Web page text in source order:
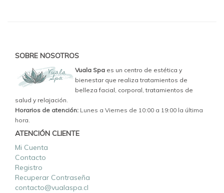
SOBRE NOSOTROS
Vuala Spa es un centro de estética y
bienestar que realiza tratamientos de
belleza facial, corporal, tratamientos de
salud y relajación.
Horarios de atención: Lunes a Viernes de 10:00 a 19:00 la última
hora.
ATENCIÓN CLIENTE
Mi Cuenta
Contacto
Registro
Recuperar Contraseña
contacto@vualaspa.cl